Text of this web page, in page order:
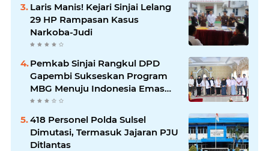
Laris Manis! Kejari Sinjai Lelang
29 HP Rampasan Kasus
Narkoba-Judi
Pemkab Sinjai Rangkul DPD
Gapembi Sukseskan Program
MBG Menuju Indonesia Emas
2045
418 Personel Polda Sulsel
Dimutasi, Termasuk Jajaran PJU
Ditlantas